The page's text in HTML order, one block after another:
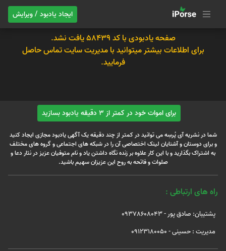
ایجاد یادبود / ویرایش
صفحه یادبودی با کد 58439 یافت نشد.
برای اطلاعات بیشتر میتوانید با مدیریت سایت تماس حاصل
فرمایید.
برای اموات خود در کمتر از 3 دقیقه یادبود بسازید
شما در نشریه آی پُرسِه می توانید در کمتر از چند دقیقه یک آگهی یادبود مجازی ایجاد کنید
و برای دوستان و آشنایان لینک اختصاصی آن را در شبکه های اجتماعی و گروه های مختلف
به اشتراک بگذارید و با این کار علاوه بر زنده نگاه داشتن یاد و نام متوفیان عزیز در نثار دعا و
صلوات و فاتحه به روح این عزیزان سهیم باشید.
راه های ارتباطی :
پشتیبان: صادق پور - 09378608043
مدیریت : حسینی - 09123180050